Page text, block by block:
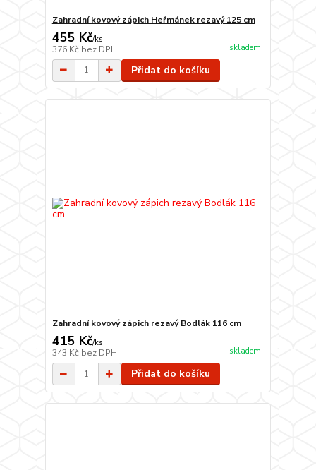
Zahradní kovový zápich Heřmánek rezavý 125 cm
455 Kč/ks
376 Kč bez DPH skladem
Přidat do košíku
Zahradní kovový zápich rezavý Bodlák 116 cm
415 Kč/ks
343 Kč bez DPH skladem
Přidat do košíku